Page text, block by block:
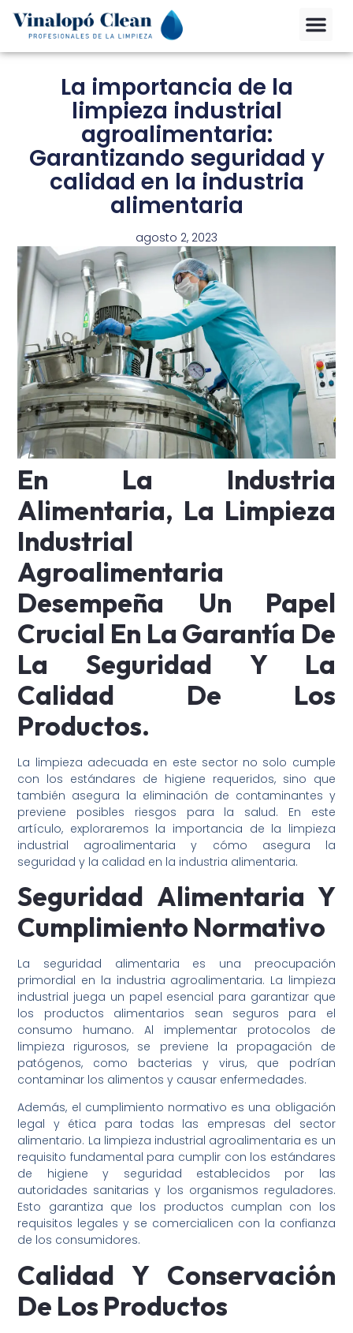
La importancia de la
limpieza industrial
agroalimentaria:
Garantizando seguridad y
calidad en la industria
alimentaria
agosto 2, 2023
En La Industria
Alimentaria, La Limpieza
Industrial
Agroalimentaria
Desempeña Un Papel
Crucial En La Garantía De
La Seguridad Y La
Calidad De Los
Productos.
La limpieza adecuada en este sector no solo cumple
con los estándares de higiene requeridos, sino que
también asegura la eliminación de contaminantes y
previene posibles riesgos para la salud. En este
artículo, exploraremos la importancia de la limpieza
industrial agroalimentaria y cómo asegura la
seguridad y la calidad en la industria alimentaria.
Seguridad Alimentaria Y
Cumplimiento Normativo
La seguridad alimentaria es una preocupación
primordial en la industria agroalimentaria. La limpieza
industrial juega un papel esencial para garantizar que
los productos alimentarios sean seguros para el
consumo humano. Al implementar protocolos de
limpieza rigurosos, se previene la propagación de
patógenos, como bacterias y virus, que podrían
contaminar los alimentos y causar enfermedades.
Además, el cumplimiento normativo es una obligación
legal y ética para todas las empresas del sector
alimentario. La limpieza industrial agroalimentaria es un
requisito fundamental para cumplir con los estándares
de higiene y seguridad establecidos por las
autoridades sanitarias y los organismos reguladores.
Esto garantiza que los productos cumplan con los
requisitos legales y se comercialicen con la confianza
de los consumidores.
Calidad Y Conservación
De Los Productos